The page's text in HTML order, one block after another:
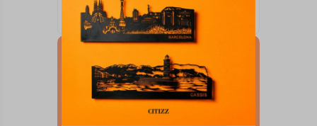
À partir de80,00€